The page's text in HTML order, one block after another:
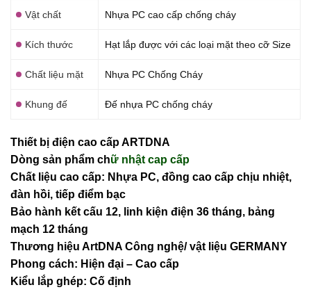
Vật chất Nhựa PC cao cấp chống cháy
Kích thước Hạt lắp được với các loại mặt theo cỡ Size
Chất liệu mặt Nhựa PC Chống Cháy
Khung đế Đế nhựa PC chống cháy
Thiết bị điện cao cấp ARTDNA
Dòng sản phẩm chữ nhật cap cấp
Chất liệu cao cấp: Nhựa PC, đồng cao cấp chịu nhiệt,
đàn hồi, tiếp điểm bạc
Bảo hành kết cấu 12, linh kiện điện 36 tháng, bảng
mạch 12 tháng
Thương hiệu ArtDNA Công nghệ/ vật liệu GERMANY
Phong cách: Hiện đại – Cao cấp
Kiểu lắp ghép: Cố định